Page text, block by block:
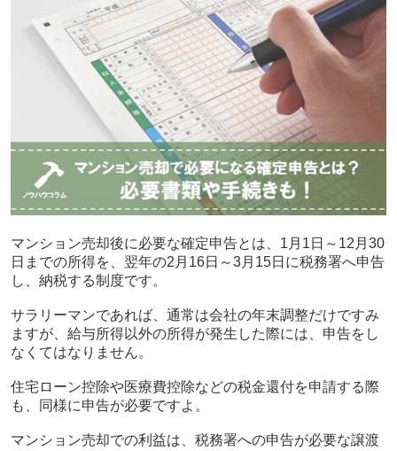
マンション売却後に必要な確定申告とは、 1 月 1 日～ 12 月 30
日までの所得を、翌年の2 月 16日～3月 15日に税務署へ申告
し、納税する制度です。
サラリーマンであれば、 通常は会社の年末調整だけですみ
ますが、給与所得以外の所得が発生した際には、申告をし
なくてはなりません。
住宅ローン控除や医療費控除などの税金還付を申請する際
も、同様に申告が必要ですよ。
マンション売却での利益は、税務署への申告が必要な譲渡